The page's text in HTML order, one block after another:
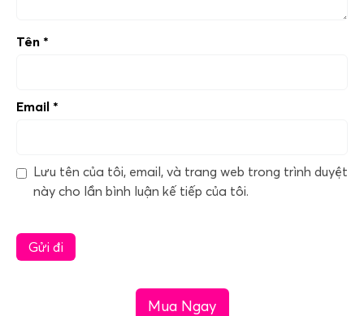
Tên *
Email *
Lưu tên của tôi, email, và trang web trong trình duyệt
này cho lần bình luận kế tiếp của tôi.
Mua Ngay